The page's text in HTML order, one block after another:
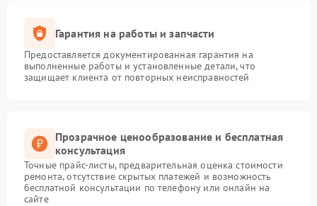
Гарантия на работы и запчасти
Предоставляется документированная гарантия на
выполненные работы и установленные детали, что
защищает клиента от повторных неисправностей
Прозрачное ценообразование и бесплатная
консультация
Точные прайс-листы, предварительная оценка стоимости
ремонта, отсутствие скрытых платежей и возможность
бесплатной консультации по телефону или онлайн на
сайте